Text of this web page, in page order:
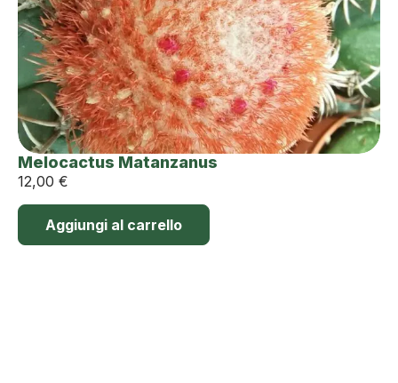
Melocactus Matanzanus
12,00 €
Aggiungi al carrello